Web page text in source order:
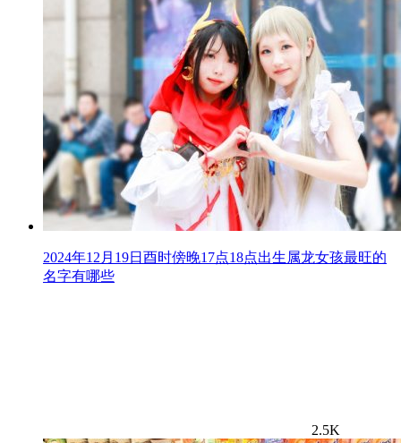
2024年12月19日酉时傍晚17点18点出生属龙女孩最旺的
名字有哪些
2.5K